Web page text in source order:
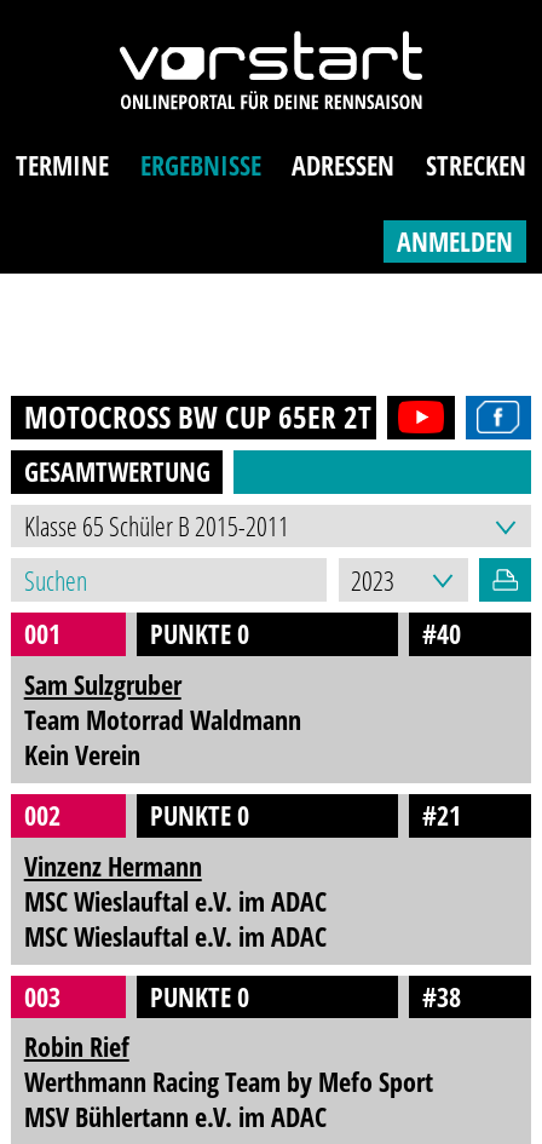
TERMINE ERGEBNISSE ADRESSEN STRECKEN
ANMELDEN
MOTOCROSS BW CUP 65ER 2T (8-12J.) 2023
GESAMTWERTUNG
001 PUNKTE 0
#40
Sam Sulzgruber
Team Motorrad Waldmann
Kein Verein
002
PUNKTE 0
#21
Vinzenz Hermann
MSC Wieslauftal e.V. im ADAC
MSC Wieslauftal e.V. im ADAC
003
PUNKTE 0
#38
Robin Rief
Werthmann Racing Team by Mefo Sport
MSV Bühlertann e.V. im ADAC